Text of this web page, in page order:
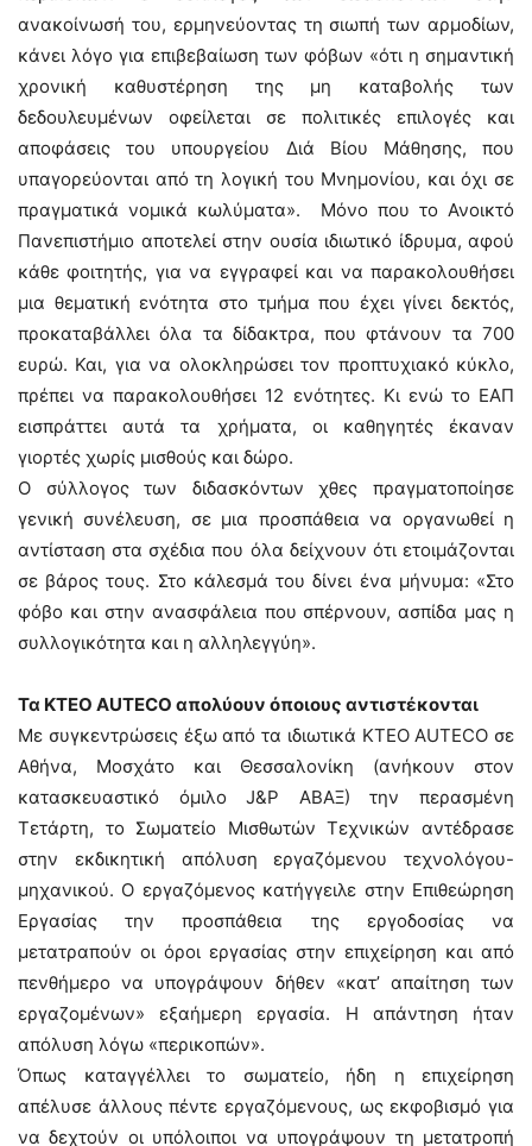
ανακοίνωσή του, ερμηνεύοντας τη σιωπή των αρμοδίων,
κάνει λόγο για επιβεβαίωση των φόβων «ότι η σημαντική
χρονική καθυστέρηση της μη καταβολής των
δεδουλευμένων οφείλεται σε πολιτικές επιλογές και
αποφάσεις του υπουργείου Διά Βίου Μάθησης, που
υπαγορεύονται από τη λογική του Μνημονίου, και όχι σε
πραγματικά νομικά κωλύματα». Μόνο που το Ανοικτό
Πανεπιστήμιο αποτελεί στην ουσία ιδιωτικό ίδρυμα, αφού
κάθε φοιτητής, για να εγγραφεί και να παρακολουθήσει
μια θεματική ενότητα στο τμήμα που έχει γίνει δεκτός,
προκαταβάλλει όλα τα δίδακτρα, που φτάνουν τα 700
ευρώ. Και, για να ολοκληρώσει τον προπτυχιακό κύκλο,
πρέπει να παρακολουθήσει 12 ενότητες. Κι ενώ το ΕΑΠ
εισπράττει αυτά τα χρήματα, οι καθηγητές έκαναν
γιορτές χωρίς μισθούς και δώρο.
Ο σύλλογος των διδασκόντων χθες πραγματοποίησε
γενική συνέλευση, σε μια προσπάθεια να οργανωθεί η
αντίσταση στα σχέδια που όλα δείχνουν ότι ετοιμάζονται
σε βάρος τους. Στο κάλεσμά του δίνει ένα μήνυμα: «Στο
φόβο και στην ανασφάλεια που σπέρνουν, ασπίδα μας η
συλλογικότητα και η αλληλεγγύη».
Τα ΚΤΕΟ AUTECO απολύουν όποιους αντιστέκονται
Με συγκεντρώσεις έξω από τα ιδιωτικά ΚΤΕΟ AUTECO σε
Αθήνα, Μοσχάτο και Θεσσαλονίκη (ανήκουν στον
κατασκευαστικό όμιλο J&P ΑΒΑΞ) την περασμένη
Τετάρτη, το Σωματείο Μισθωτών Τεχνικών αντέδρασε
στην εκδικητική απόλυση εργαζόμενου τεχνολόγου-
μηχανικού. Ο εργαζόμενος κατήγγειλε στην Eπιθεώρηση
Eργασίας την προσπάθεια της εργοδοσίας να
μετατραπούν οι όροι εργασίας στην επιχείρηση και από
πενθήμερο να υπογράψουν δήθεν «κατ’ απαίτηση των
εργαζομένων» εξαήμερη εργασία. Η απάντηση ήταν
απόλυση λόγω «περικοπών».
Όπως καταγγέλλει το σωματείο, ήδη η επιχείρηση
απέλυσε άλλους πέντε εργαζόμενους, ως εκφοβισμό για
να δεχτούν οι υπόλοιποι να υπογράψουν τη μετατροπή